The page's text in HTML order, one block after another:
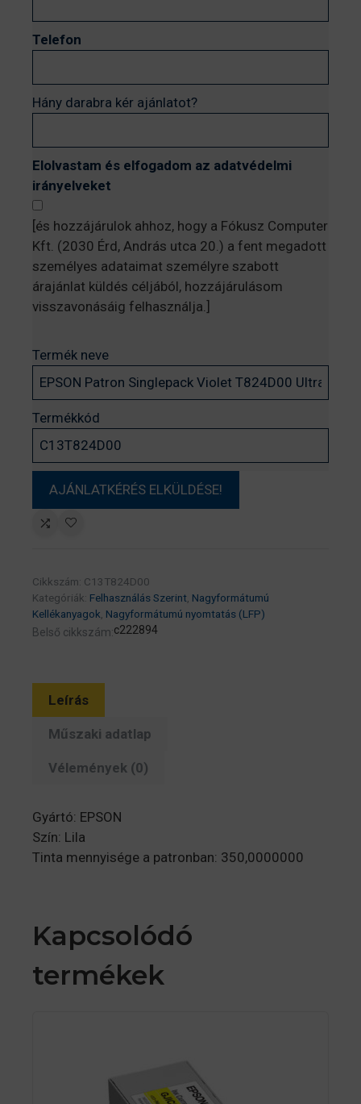
Telefon
Hány darabra kér ajánlatot?
Elolvastam és elfogadom az adatvédelmi
irányelveket
[és hozzájárulok ahhoz, hogy a Fókusz Computer
Kft. (2030 Érd, András utca 20.) a fent megadott
személyes adataimat személyre szabott
árajánlat küldés céljából, hozzájárulásom
visszavonásáig felhasználja.]
Termék neve
Termékkód
Cikkszám: C13T824D00
Kategóriák: Felhasználás Szerint, Nagyformátumú
Kellékanyagok, Nagyformátumú nyomtatás (LFP)
Belső cikkszám:c222894
Leírás
Műszaki adatlap
Vélemények (0)
Gyártó: EPSON
Szín: Lila
Tinta mennyisége a patronban: 350,0000000
Kapcsolódó
termékek